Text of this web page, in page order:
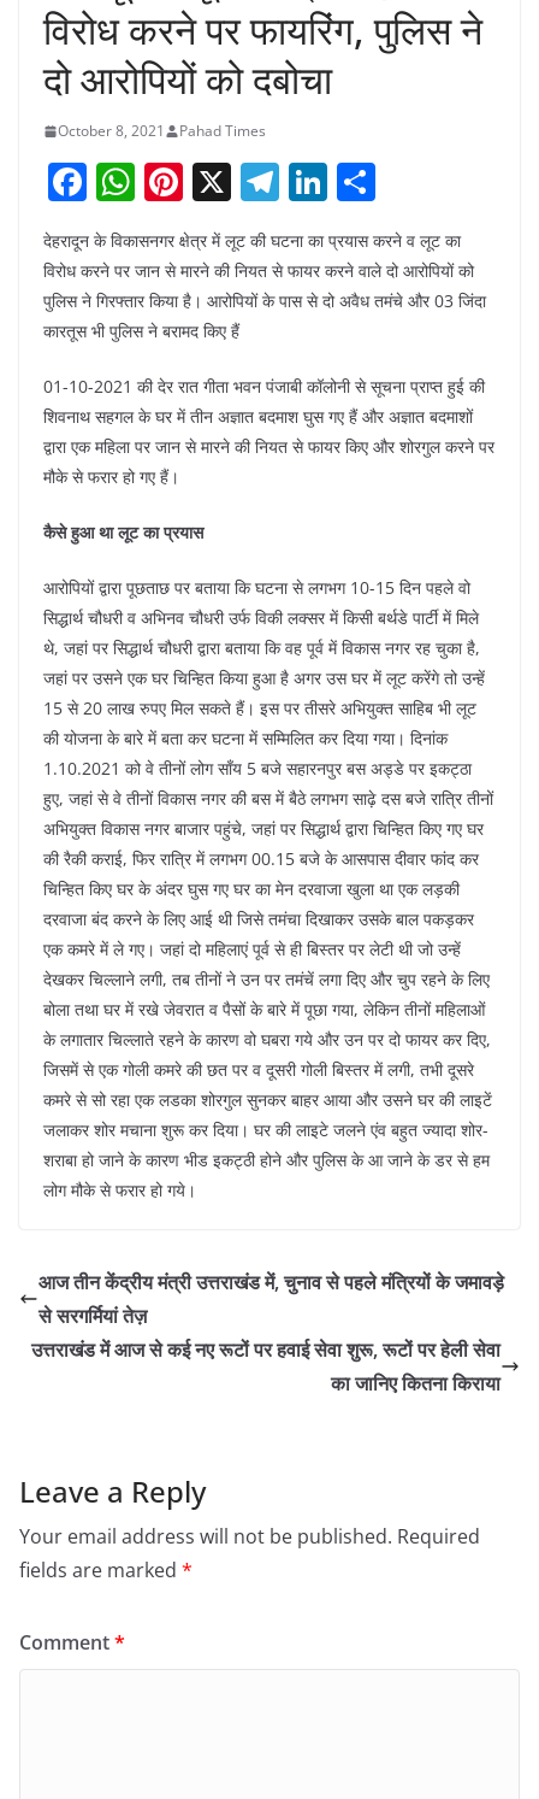
विरोध करने पर फायरिंग, पुलिस ने
दो आरोपियों को दबोचा
October 8, 2021 Pahad Times
F
a
c
e
b
o
o
k
W
at
s
A
p
p
Pi
nt
er
e
st
X T
e
gr
m
Li
k
e
n
h
ar
e
देहरादून के विकासनगर क्षेत्र में लूट की घटना का प्रयास करने व लूट का
विरोध करने पर जान से मारने की नियत से फायर करने वाले दो आरोपियों को
पुलिस ने गिरफ्तार किया है। आरोपियों के पास से दो अवैध तमंचे और 03 जिंदा
कारतूस भी पुलिस ने बरामद किए हैं
01-10-2021 की देर रात गीता भवन पंजाबी कॉलोनी से सूचना प्राप्त हुई की
शिवनाथ सहगल के घर में तीन अज्ञात बदमाश घुस गए हैं और अज्ञात बदमाशों
द्वारा एक महिला पर जान से मारने की नियत से फायर किए और शोरगुल करने पर
मौके से फरार हो गए हैं।
कैसे हुआ था लूट का प्रयास
आरोपियों द्वारा पूछताछ पर बताया कि घटना से लगभग 10-15 दिन पहले वो
सिद्धार्थ चौधरी व अभिनव चौधरी उर्फ विकी लक्सर में किसी बर्थडे पार्टी में मिले
थे, जहां पर सिद्धार्थ चौधरी द्वारा बताया कि वह पूर्व में विकास नगर रह चुका है,
जहां पर उसने एक घर चिन्हित किया हुआ है अगर उस घर में लूट करेंगे तो उन्हें
15 से 20 लाख रुपए मिल सकते हैं। इस पर तीसरे अभियुक्त साहिब भी लूट
की योजना के बारे में बता कर घटना में सम्मिलित कर दिया गया। दिनांक
1.10.2021 को वे तीनों लोग साँय 5 बजे सहारनपुर बस अड्डे पर इकट्ठा
हुए, जहां से वे तीनों विकास नगर की बस में बैठे लगभग साढ़े दस बजे रात्रि तीनों
अभियुक्त विकास नगर बाजार पहुंचे, जहां पर सिद्धार्थ द्वारा चिन्हित किए गए घर
की रैकी कराई, फिर रात्रि में लगभग 00.15 बजे के आसपास दीवार फांद कर
चिन्हित किए घर के अंदर घुस गए घर का मेन दरवाजा खुला था एक लड़की
दरवाजा बंद करने के लिए आई थी जिसे तमंचा दिखाकर उसके बाल पकड़कर
एक कमरे में ले गए। जहां दो महिलाएं पूर्व से ही बिस्तर पर लेटी थी जो उन्हें
देखकर चिल्लाने लगी, तब तीनों ने उन पर तमंचें लगा दिए और चुप रहने के लिए
बोला तथा घर में रखे जेवरात व पैसों के बारे में पूछा गया, लेकिन तीनों महिलाओं
के लगातार चिल्लाते रहने के कारण वो घबरा गये और उन पर दो फायर कर दिए,
जिसमें से एक गोली कमरे की छत पर व दूसरी गोली बिस्तर में लगी, तभी दूसरे
कमरे से सो रहा एक लडका शोरगुल सुनकर बाहर आया और उसने घर की लाइटें
जलाकर शोर मचाना शुरू कर दिया। घर की लाइटे जलने एंव बहुत ज्यादा शोर-
शराबा हो जाने के कारण भीड इकट्ठी होने और पुलिस के आ जाने के डर से हम
लोग मौके से फरार हो गये।
आज तीन केंद्रीय मंत्री उत्तराखंड में, चुनाव से पहले मंत्रियों के जमावड़े
से सरगर्मियां तेज़
उत्तराखंड में आज से कई नए रूटों पर हवाई सेवा शुरू, रूटों पर हेली सेवा
का जानिए कितना किराया
Leave a Reply
Your email address will not be published. Required
fields are marked *
Comment*